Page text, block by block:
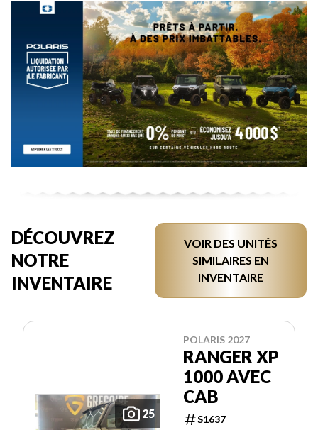
DÉCOUVREZ
NOTRE
INVENTAIRE
VOIR DES UNITÉS
SIMILAIRES EN
INVENTAIRE
25
POLARIS 2027
RANGER XP
1000 AVEC
CAB
S1637